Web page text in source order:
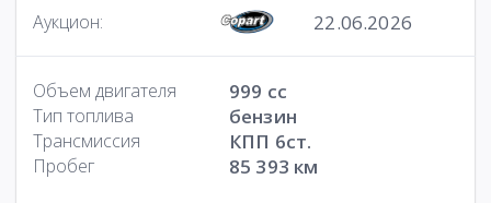
Аукцион: 22.06.2026
Объем двигателя 999 cc
Тип топлива бензин
Трансмиссия КПП 6ст.
Пробег 85 393 км